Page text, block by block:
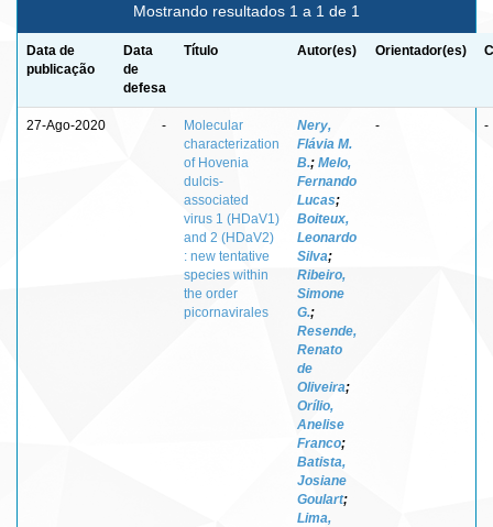
Mostrando resultados 1 a 1 de 1
Data de
publicação
Data
de
defesa
Título Autor(es) Orientador(es)
27-Ago-2020 -
Molecular
characterization
of Hovenia
dulcis-
associated
virus 1 (HDaV1)
and 2 (HDaV2)
: new tentative
species within
the order
picornavirales
Nery,
Flávia M.
B.; Melo,
Fernando
Lucas;
Boiteux,
Leonardo
Silva;
Ribeiro,
Simone
G.;
Resende,
Renato
de
Oliveira;
Orílio,
Anelise
Franco;
Batista,
Josiane
Goulart;
Lima,
- -